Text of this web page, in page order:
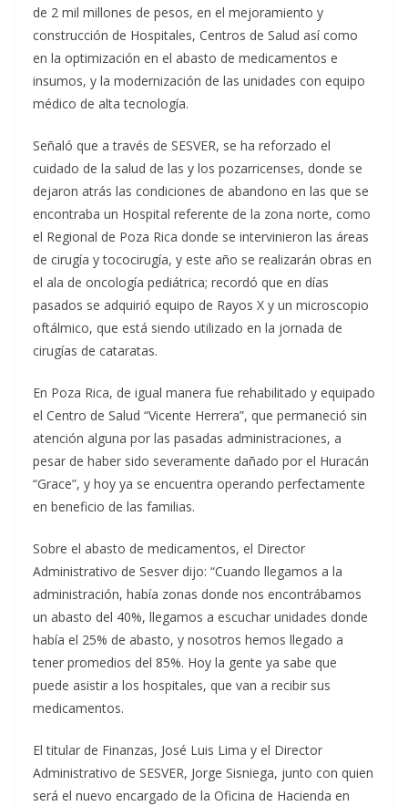
de 2 mil millones de pesos, en el mejoramiento y
construcción de Hospitales, Centros de Salud así como
en la optimización en el abasto de medicamentos e
insumos, y la modernización de las unidades con equipo
médico de alta tecnología.
Señaló que a través de SESVER, se ha reforzado el
cuidado de la salud de las y los pozarricenses, donde se
dejaron atrás las condiciones de abandono en las que se
encontraba un Hospital referente de la zona norte, como
el Regional de Poza Rica donde se intervinieron las áreas
de cirugía y tococirugía, y este año se realizarán obras en
el ala de oncología pediátrica; recordó que en días
pasados se adquirió equipo de Rayos X y un microscopio
oftálmico, que está siendo utilizado en la jornada de
cirugías de cataratas.
En Poza Rica, de igual manera fue rehabilitado y equipado
el Centro de Salud “Vicente Herrera”, que permaneció sin
atención alguna por las pasadas administraciones, a
pesar de haber sido severamente dañado por el Huracán
“Grace”, y hoy ya se encuentra operando perfectamente
en beneficio de las familias.
Sobre el abasto de medicamentos, el Director
Administrativo de Sesver dijo: “Cuando llegamos a la
administración, había zonas donde nos encontrábamos
un abasto del 40%, llegamos a escuchar unidades donde
había el 25% de abasto, y nosotros hemos llegado a
tener promedios del 85%. Hoy la gente ya sabe que
puede asistir a los hospitales, que van a recibir sus
medicamentos.
El titular de Finanzas, José Luis Lima y el Director
Administrativo de SESVER, Jorge Sisniega, junto con quien
será el nuevo encargado de la Oficina de Hacienda en